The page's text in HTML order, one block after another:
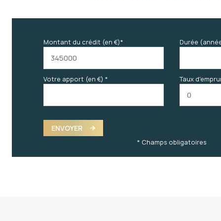
Montant du crédit (en €)* Durée
Votre apport (en €) * Taux
ENVOYER
* Champs obligatoires